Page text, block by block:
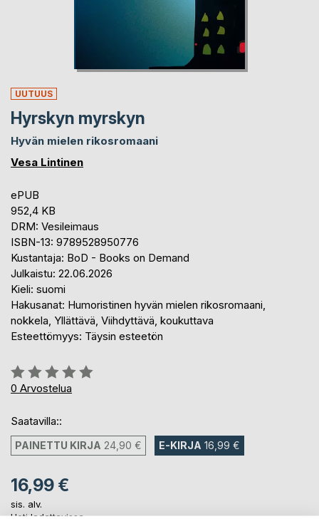
UUTUUS
Hyrskyn myrskyn
Hyvän mielen rikosromaani
Vesa Lintinen
ePUB
952,4 KB
DRM: Vesileimaus
ISBN-13: 9789528950776
Kustantaja: BoD - Books on Demand
Julkaistu: 22.06.2026
Kieli: suomi
Hakusanat: Humoristinen hyvän mielen rikosromaani,
nokkela, Yllättävä, Viihdyttävä, koukuttava
Esteettömyys: Täysin esteetön
Arvostelu::
0%
0 Arvostelua
Saatavilla::
PAINETTU KIRJA 24,90 € E-KIRJA 16,99 €
16,99 €
sis. alv.
Heti ladattavissa